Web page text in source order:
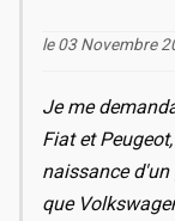
le 03 Novembre
Je me
Fiat et
naissance
que